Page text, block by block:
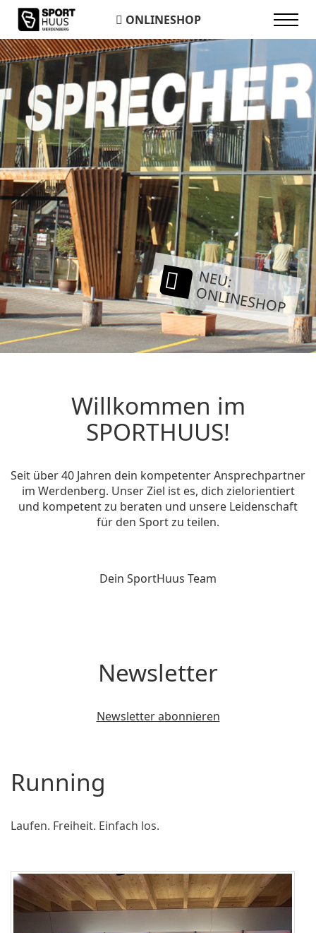
ONLINESHOP
NEU:
ONLINESHOP
Willkommen im
SPORTHUUS!
Seit über 40 Jahren dein kompetenter Ansprechpartner
im Werdenberg. Unser Ziel ist es, dich zielorientiert
und kompetent zu beraten und unsere Leidenschaft
für den Sport zu teilen.
Dein SportHuus Team
Newsletter
Newsletter abonnieren
Running
Laufen. Freiheit. Einfach los.